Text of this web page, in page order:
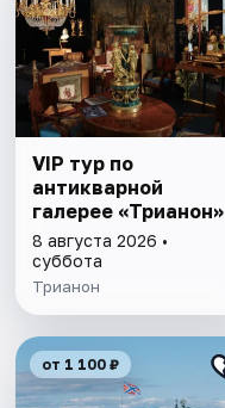
VIP тур по
антикварной
галерее «Трианон»
8 августа 2026 •
суббота
Трианон
от 1 100 ₽